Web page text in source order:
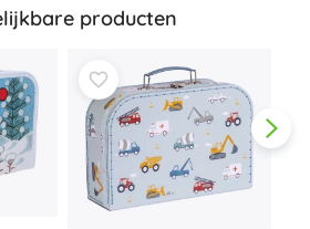
producten